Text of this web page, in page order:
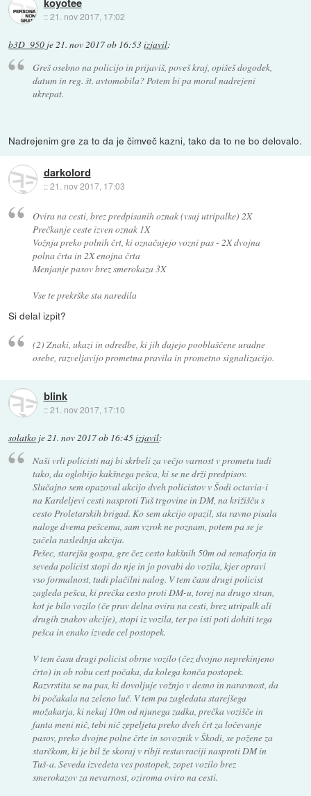
::21. nov 2017, 17:02
b3D_950 je21. nov 2017 ob 16:53izjavil:
Greš osebno na policijo in prijaviš, poveš kraj, opišeš dogodek,
datum in reg. št. avtomobila? Potem bi pa moral nadrejeni
ukrepat.
Nadrejenim gre za to da je čimveč kazni, tako da to ne bo delovalo.
darkolord
::21. nov 2017, 17:03
Ovira na cesti, brez predpisanih oznak (vsaj utripalke) 2X
Prečkanje ceste izven oznak 1X
Vožnja preko polnih črt, ki označujejo vozni pas - 2X dvojna
polna črta in 2X enojna črta
Menjanje pasov brez smerokaza 3X
Vse te prekrške sta naredila
Si delal izpit?
(2) Znaki, ukazi in odredbe, ki jih dajejo pooblaščene uradne
osebe, razveljavijo prometna pravila in prometno signalizacijo.
blink
::21. nov 2017, 17:10
solatko je21. nov 2017 ob 16:45izjavil:
Naši vrli policisti naj bi skrbeli za večjo varnost v prometu tudi
tako, da oglobijo kakšnega pešca, ki se ne drži predpisov.
Slučajno sem opazoval akcijo dveh policistov v Šodi octavia-i
na Kardeljevi cesti nasproti Tuš trgovine in DM, na križišču s
cesto Proletarskih brigad. Ko sem akcijo opazil, sta ravno pisala
naloge dvema pešcema, sam vzrok ne poznam, potem pa se je
začela naslednja akcija.
Pešec, starejša gospa, gre čez cesto kakšnih 50m od semaforja in
seveda policist stopi do nje in jo povabi do vozila, kjer opravi
vso formalnost, tudi plačilni nalog. V tem času drugi policist
zagleda pešca, ki prečka cesto proti DM-u, torej na drugo stran,
kot je bilo vozilo (če prav delna ovira na cesti, brez utripalk ali
drugih znakov akcije), stopi iz vozila, ter po isti poti dohiti tega
pešca in enako izvede cel postopek.
V tem času drugi policist obrne vozilo (čez dvojno neprekinjeno
črto) in ob robu cest počaka, da kolega konča postopek.
Razvrstita se na pas, ki dovoljuje vožnjo v desno in naravnost, da
bi počakala na zeleno luč. V tem pa zagledata starejšega
možakarja, ki nekaj 10m od njunega zadka, prečka vozišče in
fanta meni nič, tebi nič zepeljeta preko dveh črt za ločevanje
pasov, preko dvojne polne črte in sovoznik v Škodi, se požene za
starčkom, ki je bil že skoraj v ribji restavraciji nasproti DM in
Tuš-a. Seveda izvedeta ves postopek, zopet vozilo brez
smerokazov za nevarnost, oziroma oviro na cesti.